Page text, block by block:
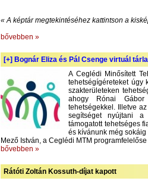
« A képtár megtekintéséhez kattintson a
bővebben »
[+] Bognár Eliza és Pál Csenge virtuál
A Ceglédi Minősített
tehetségígéreteket úgy
szakterületeken
ahogy Rónai Gábor
tehetségekkel. Illetve
segítséget nyújtani a
támogatott tehetséges
és kívánunk még
Mező István, a Ceglédi MTM programfelelőse
bővebben »
Rátóti Zoltán Kossuth-díjat kapott